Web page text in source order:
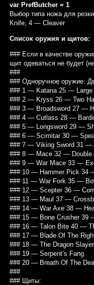
var PrefButcher = 1
Выбор типа ножа для
Knife, 4 — Cleaver
Список оружия и щитов:
### Если в качестве
щит одеваться не будет
###
### Одноручное оружие:
### 1 — Katana 25 — Large
### 2 — Kryss 26 — Two
### 3 — Broadsword 27 —
### 4 — Cutlass 28 —
### 5 — Longsword 29 —
### 6 — Scimitar 30 —
### 7 — Viking Sword 31 —
### 8 — Mace 32 — Double
### 9 — War Mace 33 —
### 10 — Hammer Pick 34
### 11 — War Fork 35 —
### 12 — Scepter 36 —
### 13 — Maul 37 —
### 14 — War Axe 38 —
### 15 — Bone Crusher 39
### 16 — Talon Bite 40 —
### 17 — Blade Of The
### 18 — The Dragon
### 19 — Serpent’s Fang
### 20 — Breath Of The
###
### Щиты: